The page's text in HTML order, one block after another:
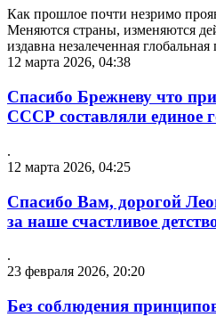
Как прошлое почти незримо
Меняются страны, изменяются
издавна незалеченная
12 марта 2026, 04:38
Спасибо Брежневу что
СССР составляли единое
.
12 марта 2026, 04:25
Спасибо Вам, дорогой
за наше счастливое
.
23 февраля 2026, 20:20
Без соблюдения